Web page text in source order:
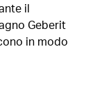
il
Geberit
in modo